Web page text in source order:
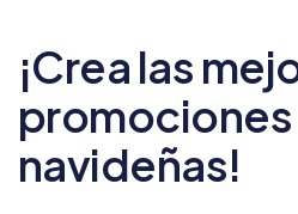
¡Crea las
promociones
navideñas!